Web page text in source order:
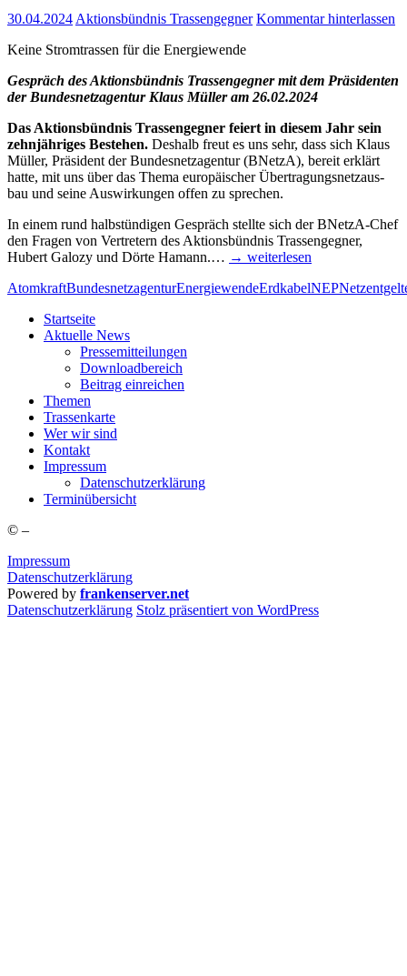
30.04.2024 Aktionsbündnis Trassengegner Kommentar hinterlassen
Kei­ne Strom­tras­sen für die Energiewende
Gespräch des Akti­ons­bünd­nis Tras­sen­geg­ner mit dem Prä­si­den­ten
der Bun­des­netz­agen­tur Klaus Mül­ler am 26.02.2024
Das Akti­ons­bünd­nis Tras­sen­geg­ner fei­ert in die­sem Jahr sein
zehn­jäh­ri­ges Bestehen. Des­halb freut es uns sehr, dass sich Klaus
Mül­ler, Prä­si­dent der Bun­des­netz­agen­tur (BNetzA), bereit erklärt
hat­te, mit uns über das The­ma euro­päi­scher Über­tra­gungs­netz­aus­
bau und sei­ne Aus­wir­kun­gen offen zu sprechen.
In einem rund halb­stün­di­gen Gespräch stell­te sich der BNetzA-Chef
den Fra­gen von Ver­tre­tern des Akti­ons­bünd­nis Tras­sen­geg­ner,
Hubert Galo­zy und Dör­te Hamann.… → wei­ter­le­sen
AtomkraftBundesnetzagenturEnergiewendeErdkabelNEP
Start­sei­te
Aktu­el­le News
Pres­se­mit­tei­lun­gen
Down­load­be­reich
Bei­trag einreichen
The­men
Tras­sen­kar­te
Wer wir sind
Kon­takt
Impres­sum
Daten­schutz­er­klä­rung
Ter­min­über­sicht
© –
Impressum
Datenschutzerklärung
Powered by frankenserver.net
Daten­schutz­er­klä­rung Stolz präsentiert von WordPress